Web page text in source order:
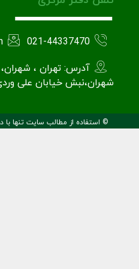
021-44337470
آدرس: تهران ،
شهران،نبش خیابان علی وردی
© استفاده از مطالب سایت تنها